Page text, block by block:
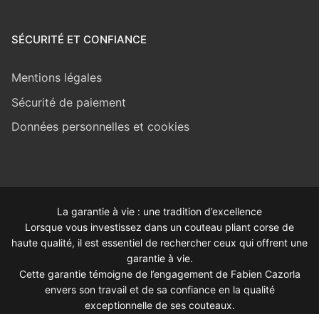
SÉCURITÉ ET CONFIANCE
Mentions légales
Sécurité de paiement
Données personnelles et cookies
La garantie à vie : une tradition d’excellence
Lorsque vous investissez dans un couteau pliant corse de
haute qualité, il est essentiel de rechercher ceux qui offrent une
garantie à vie.
Cette garantie témoigne de l’engagement de Fabien Cazorla
envers son travail et de sa confiance en la qualité
exceptionnelle de ses couteaux.